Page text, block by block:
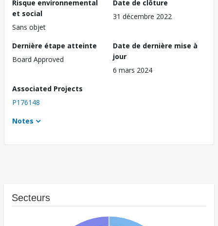
Risque environnemental
et social
Sans objet
Date de clôture
31 décembre 2022
Dernière étape atteinte
Board Approved
Date de dernière mise à
jour
6 mars 2024
Associated Projects
P176148
Notes
Secteurs